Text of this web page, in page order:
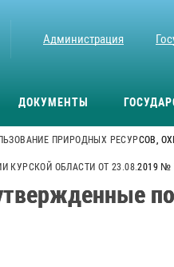
Администрация
ДОКУМЕНТЫ
ПРИРОДНЫХ РЕСУРСОВ,
ОБЛАСТИ ОТ 23.08.2019 №